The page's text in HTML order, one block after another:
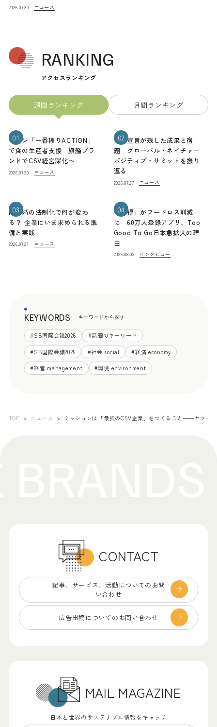
2026.07.30 ニュース
RANKING
アクセスランキング
週間ランキング 月間ランキング
01
キリン「一番搾りACTION」
で食の生産者支援 旗艦ブラ
ンドでCSV経営深化へ
2026.07.30 ニュース
02
熊本宣言が残した成果と宿
題 グローバル・ネイチャー
ポジティブ・サミットを振り
返る
2026.07.27 ニュース
03
同性婚の法制化で何が変わ
る？ 企業にいま求められる準
備と実践
2026.07.21 ニュース
04
「お得」がフードロス削減
に 60万人登録アプリ、Too
Good To Go日本急拡大の理
由
2026.08.03 インタビュー
KEYWORDS キーワードから探す
#SB国際会議2026 #話題のキーワード
#SB国際会議2025 #社会 social #経済 economy
#経営 management #環境 environment
TOP ニュース ミッションは「最強のCSV企業」をつくること――ヤフー
CONTACT
記事、サービス、 活動についてのお問
い合わせ
広告出稿についての お問い合わせ
MAIL MAGAZINE
日本と世界のサステナブル情報をキャッチ